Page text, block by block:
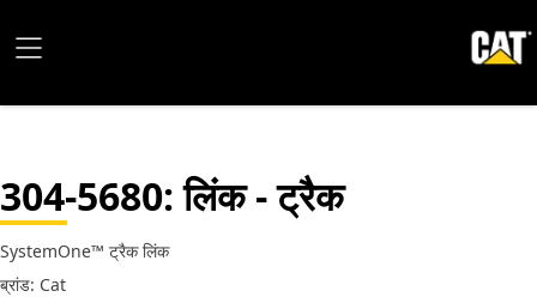
304-5680: लिंक - ट्रैक
SystemOne™ ट्रैक लिंक
ब्रांड: Cat